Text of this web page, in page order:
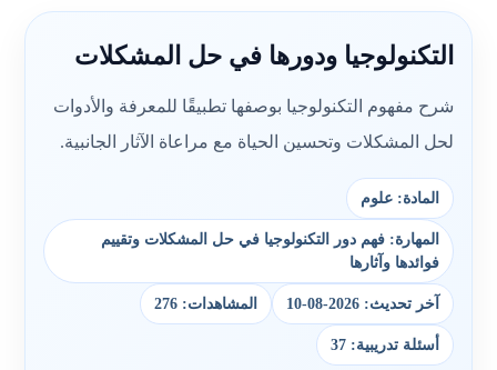
التكنولوجيا ودورها في حل المشكلات
شرح مفهوم التكنولوجيا بوصفها تطبيقًا للمعرفة والأدوات
لحل المشكلات وتحسين الحياة مع مراعاة الآثار الجانبية.
المادة: علوم
المهارة: فهم دور التكنولوجيا في حل المشكلات وتقييم
فوائدها وآثارها
آخر تحديث: 2026-08-10 المشاهدات: 276
أسئلة تدريبية: 37